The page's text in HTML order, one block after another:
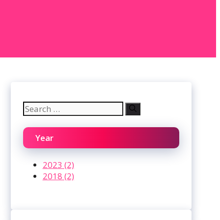
Search
for:
Year
2023 (2)
2018 (2)